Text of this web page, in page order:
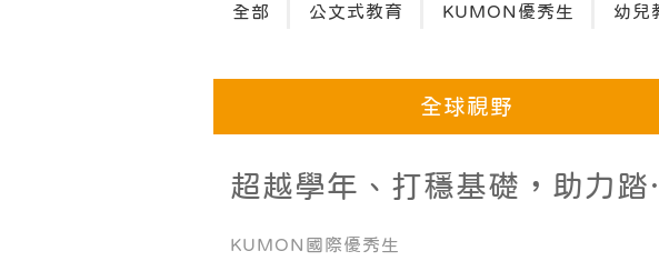
全部 公文式教育 KUMON優秀生 幼兒
全球視野
超越學年、打穩基礎，助力踏
實現夢想之路！
KUMON國際優秀生